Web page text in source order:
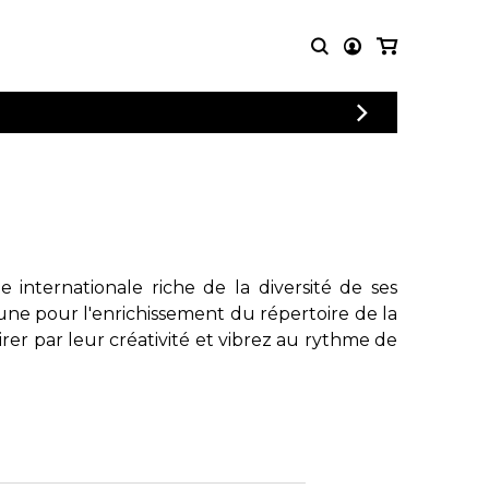
CONNEXION
Musique de chambre
Orchestre
Quatuor de flûtes
DVDs
Ouvrages théoriques
et livres
internationale riche de la diversité de ses
pour l'enrichissement du répertoire de la
par leur créativité et vibrez au rythme de